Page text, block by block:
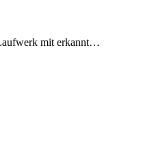
mit erkannt…